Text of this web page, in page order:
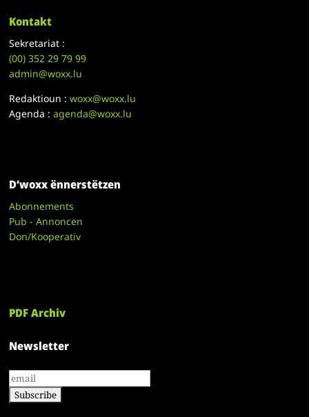
Kontakt
Sekretariat :
(00)352 29 79 99
admin@woxx.lu
Redaktioun :woxx@woxx.lu
Agenda :agenda@woxx.lu
D’woxx ënnerstëtzen
Abonnements
Pub - Annoncen
Don/Kooperativ
PDF Archiv
Newsletter